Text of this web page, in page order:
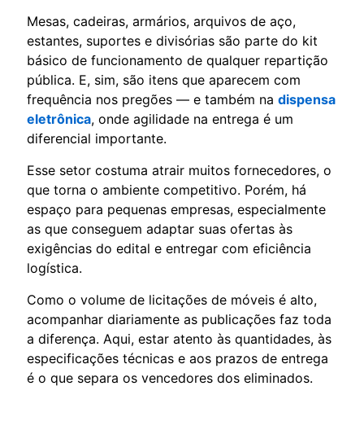
Mesas, cadeiras, armários, arquivos de aço,
estantes, suportes e divisórias são parte do kit
básico de funcionamento de qualquer repartição
pública. E, sim, são itens que aparecem com
frequência nos pregões — e também na dispensa
eletrônica, onde agilidade na entrega é um
diferencial importante.
Esse setor costuma atrair muitos fornecedores, o
que torna o ambiente competitivo. Porém, há
espaço para pequenas empresas, especialmente
as que conseguem adaptar suas ofertas às
exigências do edital e entregar com eficiência
logística.
Como o volume de licitações de móveis é alto,
acompanhar diariamente as publicações faz toda
a diferença. Aqui, estar atento às quantidades, às
especificações técnicas e aos prazos de entrega
é o que separa os vencedores dos eliminados.